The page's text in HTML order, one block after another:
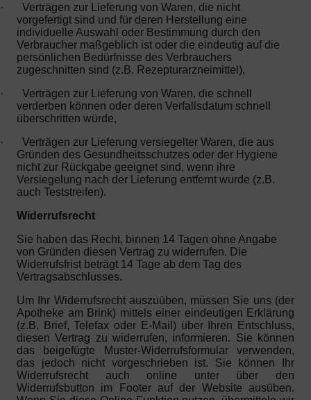
·
Verträgen zur Lieferung von Waren, die nicht
vorgefertigt sind und für deren Herstellung eine
individuelle Auswahl oder Bestimmung durch den
Verbraucher maßgeblich ist oder die eindeutig auf die
persönlichen Bedürfnisse des Verbrauchers
zugeschnitten sind (z.B. Rezepturarzneimittel),
·
Verträgen zur Lieferung von Waren, die schnell
verderben können oder deren Verfallsdatum schnell
überschritten würde,
·
Verträgen zur Lieferung versiegelter Waren, die aus
Gründen des Gesundheitsschutzes oder der Hygiene
nicht zur Rückgabe geeignet sind, wenn ihre
Versiegelung nach der Lieferung entfernt wurde (z.B.
auch Teststreifen).
Widerrufsrecht
Sie haben das Recht, binnen 14 Tagen ohne Angabe
von Gründen diesen Vertrag zu widerrufen. Die
Widerrufsfrist beträgt 14 Tage ab dem Tag des
Vertragsabschlusses.
Um Ihr Widerrufsrecht auszuüben, müssen Sie uns (der
Apotheke am Brink) mittels einer eindeutigen Erklärung
(z.B. Brief, Telefax oder E-Mail) über Ihren Entschluss,
diesen Vertrag zu widerrufen, informieren. Sie können
das beigefügte Muster-Widerrufsformular verwenden,
das jedoch nicht vorgeschrieben ist. Sie können Ihr
Widerrufsrecht auch online unter über den
Widerrufsbutton im Footer auf der Website ausüben.